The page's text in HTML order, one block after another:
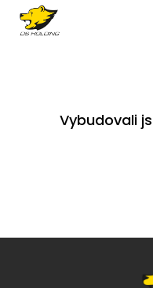
Vybudovali